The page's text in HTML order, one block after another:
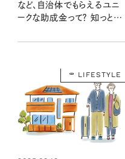
など、自治体でもらえるユニ
ークな助成金って？ 知っとくと
③」【マネー講座】
LIFESTYLE